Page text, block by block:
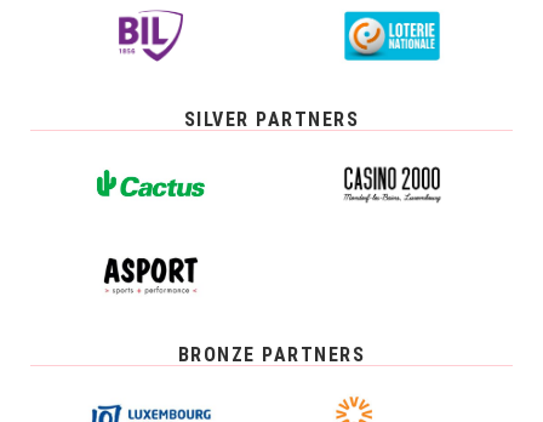
SILVER PARTNERS
BRONZE PARTNERS